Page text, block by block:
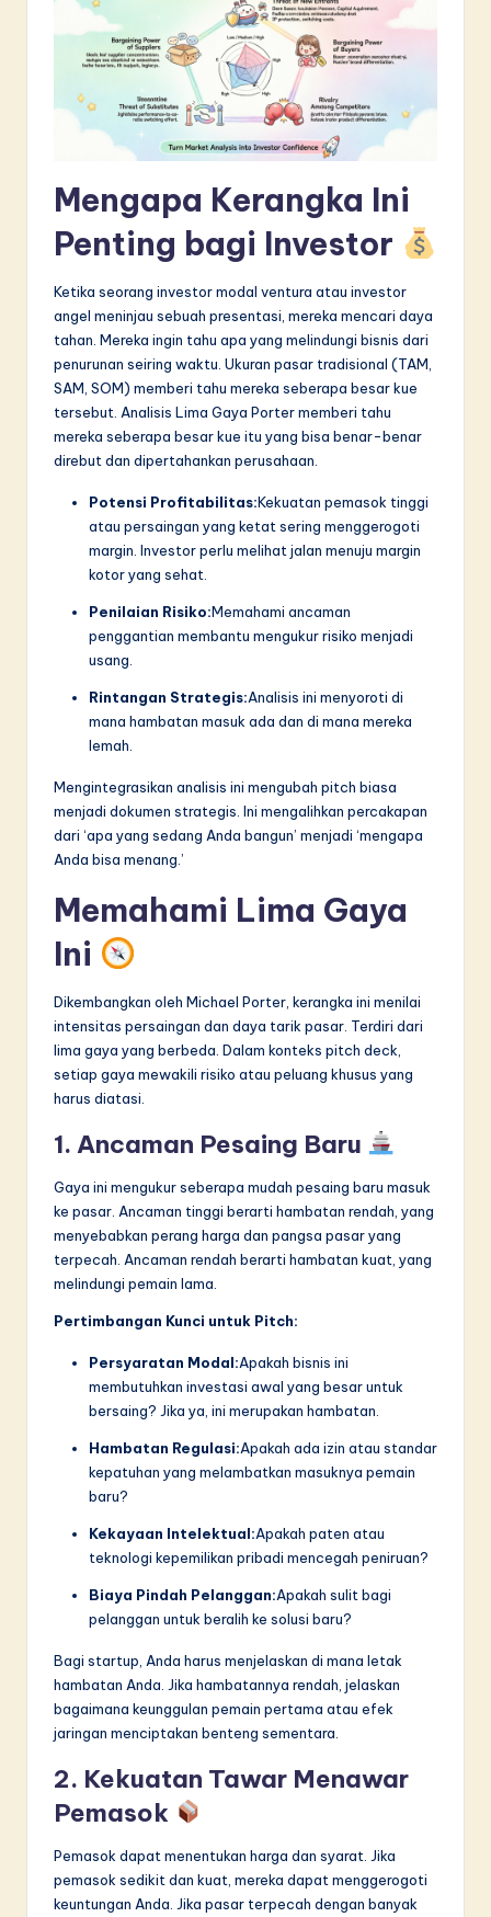
Mengapa Kerangka Ini
Penting bagi Investor
Ketika seorang investor modal ventura atau investor
angel meninjau sebuah presentasi, mereka mencari daya
tahan. Mereka ingin tahu apa yang melindungi bisnis dari
penurunan seiring waktu. Ukuran pasar tradisional (TAM,
SAM, SOM) memberi tahu mereka seberapa besar kue
tersebut. Analisis Lima Gaya Porter memberi tahu
mereka seberapa besar kue itu yang bisa benar-benar
direbut dan dipertahankan perusahaan.
Potensi Profitabilitas:Kekuatan pemasok tinggi
atau persaingan yang ketat sering menggerogoti
margin. Investor perlu melihat jalan menuju margin
kotor yang sehat.
Penilaian Risiko:Memahami ancaman
penggantian membantu mengukur risiko menjadi
usang.
Rintangan Strategis:Analisis ini menyoroti di
mana hambatan masuk ada dan di mana mereka
lemah.
Mengintegrasikan analisis ini mengubah pitch biasa
menjadi dokumen strategis. Ini mengalihkan percakapan
dari ‘apa yang sedang Anda bangun’ menjadi ‘mengapa
Anda bisa menang.’
Memahami Lima Gaya
Ini
Dikembangkan oleh Michael Porter, kerangka ini menilai
intensitas persaingan dan daya tarik pasar. Terdiri dari
lima gaya yang berbeda. Dalam konteks pitch deck,
setiap gaya mewakili risiko atau peluang khusus yang
harus diatasi.
1. Ancaman Pesaing Baru
Gaya ini mengukur seberapa mudah pesaing baru masuk
ke pasar. Ancaman tinggi berarti hambatan rendah, yang
menyebabkan perang harga dan pangsa pasar yang
terpecah. Ancaman rendah berarti hambatan kuat, yang
melindungi pemain lama.
Pertimbangan Kunci untuk Pitch:
Persyaratan Modal:Apakah bisnis ini
membutuhkan investasi awal yang besar untuk
bersaing? Jika ya, ini merupakan hambatan.
Hambatan Regulasi:Apakah ada izin atau standar
kepatuhan yang melambatkan masuknya pemain
baru?
Kekayaan Intelektual:Apakah paten atau
teknologi kepemilikan pribadi mencegah peniruan?
Biaya Pindah Pelanggan:Apakah sulit bagi
pelanggan untuk beralih ke solusi baru?
Bagi startup, Anda harus menjelaskan di mana letak
hambatan Anda. Jika hambatannya rendah, jelaskan
bagaimana keunggulan pemain pertama atau efek
jaringan menciptakan benteng sementara.
2. Kekuatan Tawar Menawar
Pemasok
Pemasok dapat menentukan harga dan syarat. Jika
pemasok sedikit dan kuat, mereka dapat menggerogoti
keuntungan Anda. Jika pasar terpecah dengan banyak